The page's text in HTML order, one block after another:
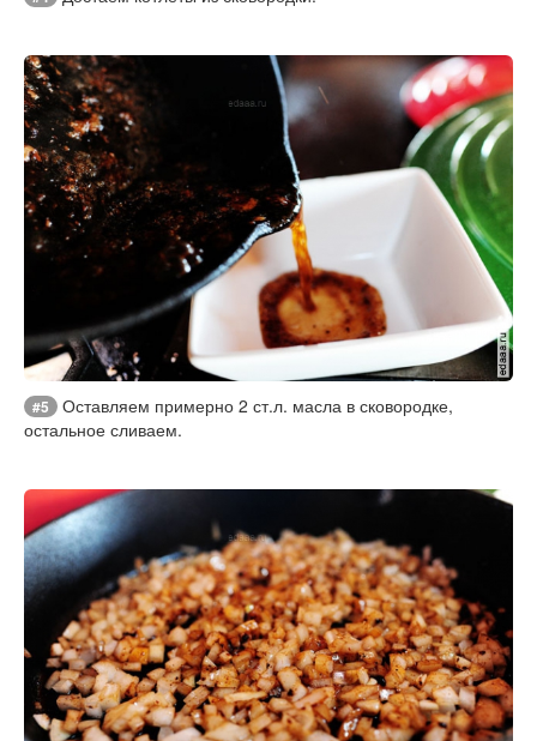
#5
Оставляем примерно 2 ст.л. масла в сковородке,
остальное сливаем.